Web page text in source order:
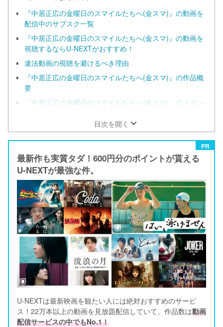
『中居正広の金曜日のスマイルたちへ(金スマ)』の動画を
配信中のサブスク一覧
『中居正広の金曜日のスマイルたちへ(金スマ)』の動画を
視聴するならU-NEXTがおすすめ！
違法動画の視聴を避けるべき理由
『中居正広の金曜日のスマイルたちへ(金スマ)』の作品概
要
『中居正広の金曜日のスマイルたちへ(金スマ)』のメイン
目次を開く
PR
最新作も実質タダ！600円分のポイントが貰える
U-NEXTが最強な件。
U-NEXTは最新映画を観たい人には絶対おすすめのサービ
ス！22万本以上の動画を見放題配信していて、作品数は動画
配信サービスの中でもNo.1！